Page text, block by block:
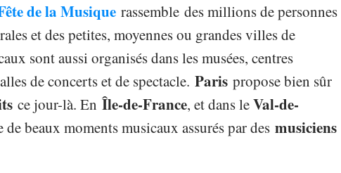
de la Musique rassemble des millions de personnes
et des petites, moyennes ou grandes villes de
sont aussi organisés dans les musées, centres
de concerts et de spectacle.Paris propose bien sûr
ce jour-là. En Île-de-France, et dans leVal-de-
beaux moments musicaux assurés par des musiciens